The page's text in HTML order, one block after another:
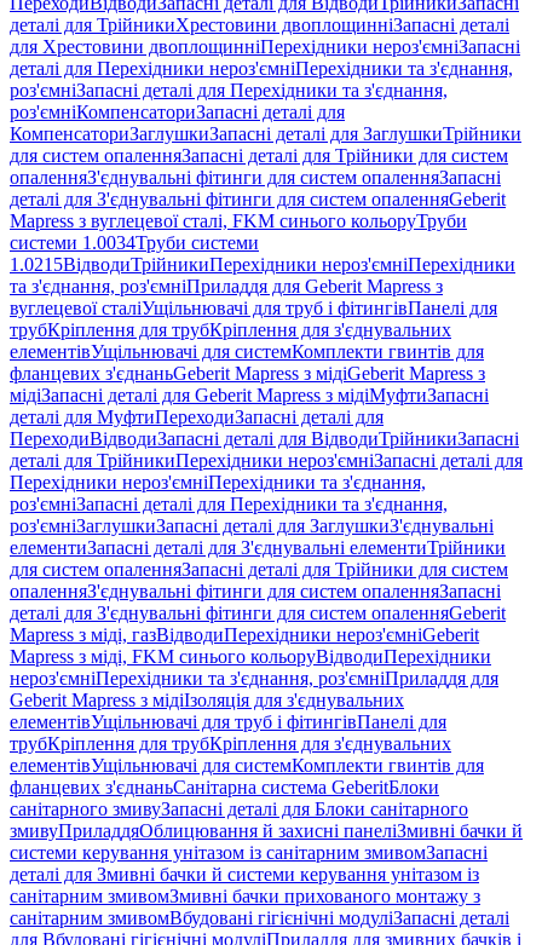
деталі для ТрійникиХрестовини двоплощинніЗапасні деталі
для Хрестовини двоплощинніПерехідники нероз'ємніЗапасні
деталі для Перехідники нероз'ємніПерехідники та з'єднання,
роз'ємніЗапасні деталі для Перехідники та з'єднання,
роз'ємніКомпенсаториЗапасні деталі для
КомпенсаториЗаглушкиЗапасні деталі для ЗаглушкиТрійники
для систем опаленняЗапасні деталі для Трійники для систем
опаленняЗ'єднувальні фітинги для систем опаленняЗапасні
деталі для З'єднувальні фітинги для систем опаленняGeberit
Mapress з вуглецевої сталі, FKM синього кольоруТруби
системи 1.0034Труби системи
1.0215ВідводиТрійникиПерехідники нероз'ємніПерехідники
та з'єднання, роз'ємніПриладдя для Geberit Mapress з
вуглецевої сталіУщільнювачі для труб і фітингівПанелі для
трубКріплення для трубКріплення для з'єднувальних
елементівУщільнювачі для системКомплекти гвинтів для
фланцевих з'єднаньGeberit Mapress з мідіGeberit Mapress з
мідіЗапасні деталі для Geberit Mapress з мідіМуфтиЗапасні
деталі для МуфтиПереходиЗапасні деталі для
ПереходиВідводиЗапасні деталі для ВідводиТрійникиЗапасні
деталі для ТрійникиПерехідники нероз'ємніЗапасні деталі для
Перехідники нероз'ємніПерехідники та з'єднання,
роз'ємніЗапасні деталі для Перехідники та з'єднання,
роз'ємніЗаглушкиЗапасні деталі для ЗаглушкиЗ'єднувальні
елементиЗапасні деталі для З'єднувальні елементиТрійники
для систем опаленняЗапасні деталі для Трійники для систем
опаленняЗ'єднувальні фітинги для систем опаленняЗапасні
деталі для З'єднувальні фітинги для систем опаленняGeberit
Mapress з міді, газВідводиПерехідники нероз'ємніGeberit
Mapress з міді, FKM синього кольоруВідводиПерехідники
нероз'ємніПерехідники та з'єднання, роз'ємніПриладдя для
Geberit Mapress з мідіІзоляція для з'єднувальних
елементівУщільнювачі для труб і фітингівПанелі для
трубКріплення для трубКріплення для з'єднувальних
елементівУщільнювачі для системКомплекти гвинтів для
фланцевих з'єднаньСанітарна система GeberitБлоки
санітарного змивуЗапасні деталі для Блоки санітарного
змивуПриладдяОблицювання й захисні панеліЗмивні бачки й
системи керування унітазом із санітарним змивомЗапасні
деталі для Змивні бачки й системи керування унітазом із
санітарним змивомЗмивні бачки прихованого монтажу з
санітарним змивомВбудовані гігієнічні модуліЗапасні деталі
для Вбудовані гігієнічні модуліПриладдя для змивних бачків і